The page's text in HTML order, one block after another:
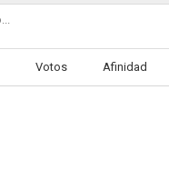
Votos Afinidad